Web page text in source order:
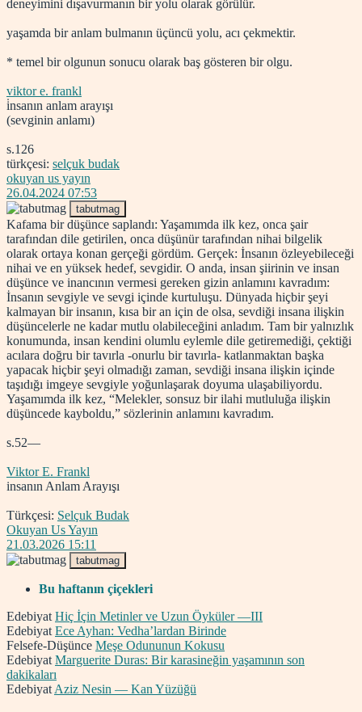
deneyimini dışavurmanın bir yolu olarak görülür.
yaşamda bir anlam bulmanın üçüncü yolu, acı çekmektir.
* temel bir olgunun sonucu olarak baş gösteren bir olgu.
viktor e. frankl
i̇nsanın anlam arayışı
(sevginin anlamı)
s.126
türkçesi: selçuk budak
okuyan us yayın
26.04.2024 07:53
tabutmag
Kafama bir düşünce saplandı: Yaşamımda ilk kez, onca şair
tarafından dile getirilen, onca düşünür tarafından nihai bilgelik
olarak ortaya konan gerçeği gördüm. Gerçek: İnsanın özleyebileceği
nihai ve en yüksek hedef, sevgidir. O anda, insan şiirinin ve insan
düşünce ve inancının vermesi gereken gizin anlamını kavradım:
İnsanın sevgiyle ve sevgi içinde kurtuluşu. Dünyada hiçbir şeyi
kalmayan bir insanın, kısa bir an için de olsa, sevdiği insana ilişkin
düşüncelerle ne kadar mutlu olabileceğini anladım. Tam bir yalnızlık
konumunda, insan kendini olumlu eylemle dile getiremediği, çektiği
acılara doğru bir tavırla -onurlu bir tavırla- katlanmaktan başka
yapacak hiçbir şeyi olmadığı zaman, sevdiği insana ilişkin içinde
taşıdığı imgeye sevgiyle yoğunlaşarak doyuma ulaşabiliyordu.
Yaşamımda ilk kez, “Melekler, sonsuz bir ilahi mutluluğa ilişkin
düşüncede kayboldu,” sözlerinin anlamını kavradım.
s.52—
Viktor E. Frankl
insanın Anlam Arayışı
Türkçesi: Selçuk Budak
Okuyan Us Yayın
21.03.2026 15:11
tabutmag
Bu haftanın çiçekleri
Edebiyat Hiç İçin Metinler ve Uzun Öyküler —III
Edebiyat Ece Ayhan: Vedha’lardan Birinde
Felsefe-Düşünce Meşe Odununun Kokusu
Edebiyat Marguerite Duras: Bir karasineğin yaşamının son
dakikaları
Edebiyat Aziz Nesin — Kan Yüzüğü